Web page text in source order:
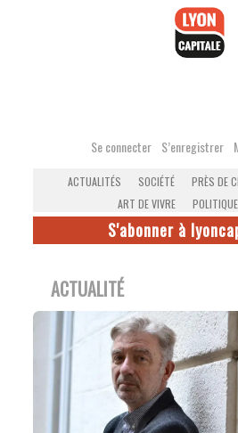
Se connecter S’enregistrer
ACTUALITÉS SOCIÉTÉ PRÈS DE
ART DE VIVRE
POLITIQUE
S'abonner à
ACTUALITÉ